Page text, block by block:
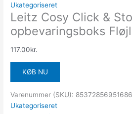
Ukategoriseret
Leitz Cosy Click &
opbevaringsboks
117.00kr.
KØB NU
Varenummer (SKU):
Ukategoriseret